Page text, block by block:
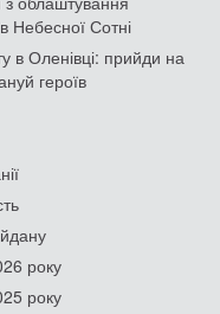
Небесної Сотні
в Оленівці: прийди на
героїв
року
року